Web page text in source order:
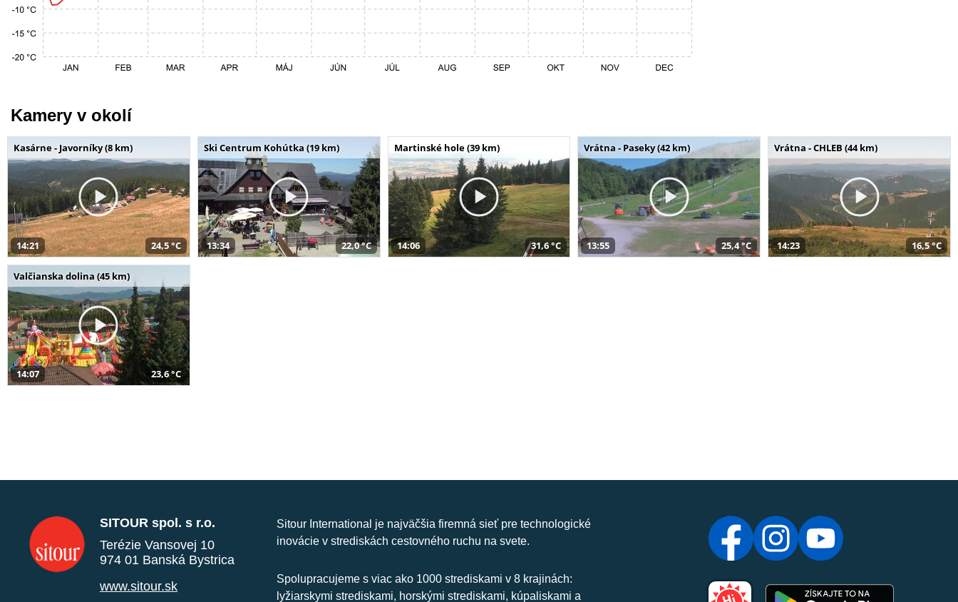
Kamery v okolí
Kasárne - Javorníky (8 km)
14:21 24,5 °C
Ski Centrum Kohútka (19 km)
13:34 22,0 °C
Martinské hole (39 km)
14:06 31,6 °C
Vrátna - Paseky (42 km)
13:55 25,4 °C
Vrátna - CHLEB (44 km)
14:23 16,5 °C
Valčianska dolina (45 km)
14:07 23,6 °C
SITOUR spol. s r.o.
Terézie Vansovej 10
974 01 Banská Bystrica
www.sitour.sk
Sitour International je najväčšia firemná sieť pre technologické
inovácie v strediskách cestovného ruchu na svete.
Spolupracujeme s viac ako 1000 strediskami v 8 krajinách:
lyžiarskymi strediskami, horskými strediskami, kúpaliskami a